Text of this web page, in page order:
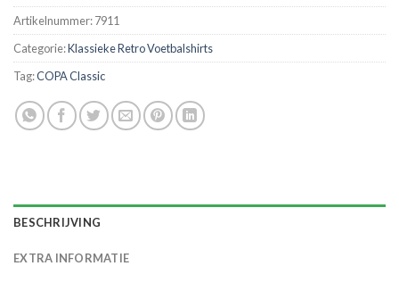
Artikelnummer:7911
Categorie:Klassieke Retro Voetbalshirts
Tag:COPA Classic
BESCHRIJVING
EXTRA INFORMATIE